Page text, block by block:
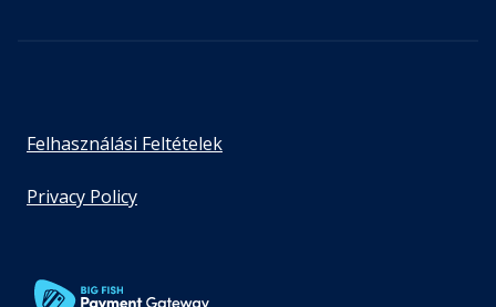
Felhasználási Feltételek
Privacy Policy